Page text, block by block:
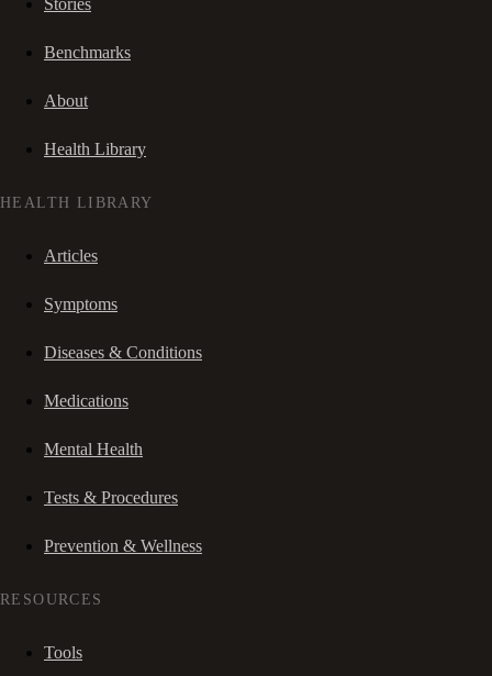
Stories
Benchmarks
About
Health Library
HEALTH LIBRARY
Articles
Symptoms
Diseases & Conditions
Medications
Mental Health
Tests & Procedures
Prevention & Wellness
RESOURCES
Tools